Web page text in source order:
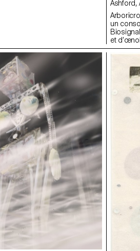
un
et
Il vise à
pour
: Vita